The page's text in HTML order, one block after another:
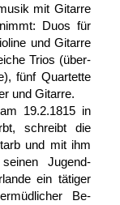
mit Gitarre
Duos für
und Gitarre
Trios (über­
fünf Quartette
und Gitarre.
19.2.1815 in
schreibt die
und mit ihm
Jugend­
ein tätiger
Be­